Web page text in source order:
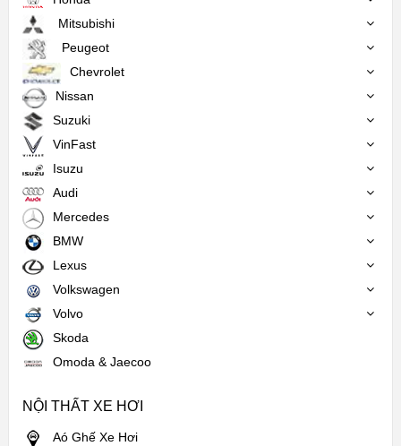
Mitsubishi
Peugeot
Chevrolet
Nissan
Suzuki
VinFast
Isuzu
Audi
Mercedes
BMW
Lexus
Volkswagen
Volvo
Skoda
Omoda & Jaecoo
NỘI THẤT XE HƠI
Aó Ghế Xe Hơi